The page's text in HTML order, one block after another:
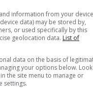
Mbiemri i tij ishte
Grekët erdhën dhe
në Tiranë,
tha Xhafo.
information from your device
data) may be stored by,
or used specifically by this
geolocation data. List of
data on the basis of
your options below. Look
the site menu to manage or
settings.